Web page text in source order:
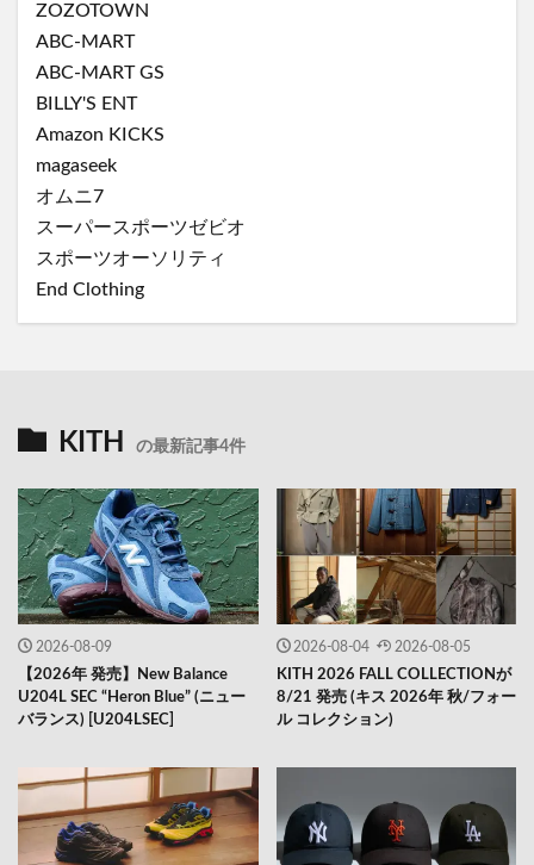
ZOZOTOWN
ABC-MART
ABC-MART GS
BILLY'S ENT
Amazon KICKS
magaseek
オムニ7
スーパースポーツゼビオ
スポーツオーソリティ
End Clothing
KITH の最新記事4件
2026-08-09
【2026年 発売】New Balance
U204L SEC “Heron Blue” (ニュー
バランス) [U204LSEC]
2026-08-04 2026-08-05
KITH 2026 FALL COLLECTIONが
8/21 発売 (キス 2026年 秋/フォー
ル コレクション)